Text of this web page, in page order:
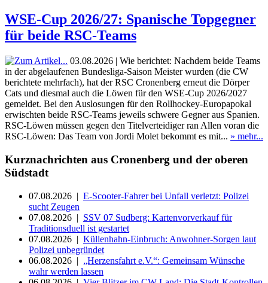
WSE-Cup 2026/27: Spanische Topgegner
für beide RSC-Teams
03.08.2026 | Wie berichtet: Nachdem beide Teams
in der abgelaufenen Bundesliga-Saison Meister wurden (die CW
berichtete mehrfach), hat der RSC Cronenberg erneut die Dörper
Cats und diesmal auch die Löwen für den WSE-Cup 2026/2027
gemeldet. Bei den Auslosungen für den Rollhockey-Europapokal
erwischten beide RSC-Teams jeweils schwere Gegner aus Spanien.
RSC-Löwen müssen gegen den Titelverteidiger ran Allen voran die
RSC-Löwen: Das Team von Jordi Molet bekommt es mit... » mehr...
Kurznachrichten aus Cronenberg und der oberen
Südstadt
07.08.2026 | E-Scooter-Fahrer bei Unfall verletzt: Polizei
sucht Zeugen
07.08.2026 | SSV 07 Sudberg: Kartenvorverkauf für
Traditionsduell ist gestartet
07.08.2026 | Küllenhahn-Einbruch: Anwohner-Sorgen laut
Polizei unbegründet
06.08.2026 | „Herzensfahrt e.V.“: Gemeinsam Wünsche
wahr werden lassen